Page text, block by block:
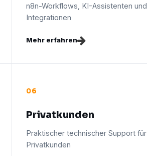
n8n-Workflows, KI-Assistenten und
Integrationen
Mehr erfahren
06
Privatkunden
Praktischer technischer Support für
Privatkunden